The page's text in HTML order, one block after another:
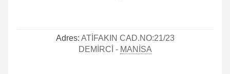
Adres: ATİFAKIN CAD.NO:21/23
DEMİRCİ - MANİSA